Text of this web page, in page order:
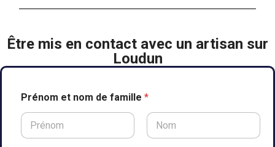
Être mis en contact avec un artisan sur
Loudun
Prénom et nom de famille *